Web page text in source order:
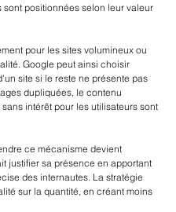
positionnées selon leur valeur
pour les sites volumineux ou
Google peut ainsi choisir
site si le reste ne présente pas
dupliquées, le contenu
intérêt pour les utilisateurs sont
ce mécanisme devient
justifier sa présence en apportant
des internautes. La stratégie
sur la quantité, en créant moins